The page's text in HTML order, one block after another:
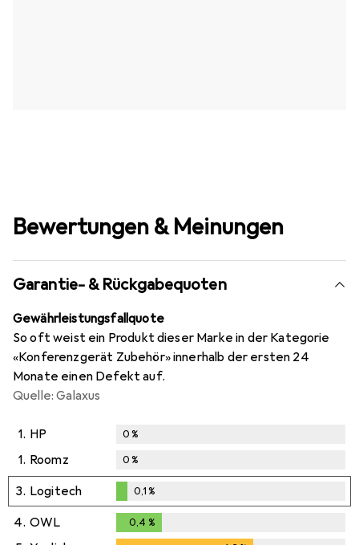
Bewertungen & Meinungen
Garantie- & Rückgabequoten
Gewährleistungsfallquote
So oft weist ein Produkt dieser Marke in der Kategorie
«Konferenzgerät Zubehör» innerhalb der ersten 24
Monate einen Defekt auf.
Quelle: Galaxus
1. HP 0%
1. Roomz 0%
3. Logitech
0,1%
0,1%
4. OWL 0,4 %